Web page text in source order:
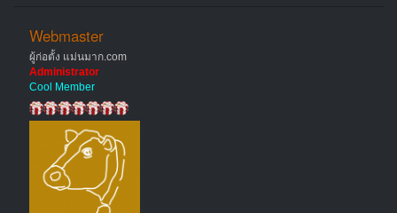
Webmaster
ผู้ก่อตั้ง แม่นมาก.com
Administrator
Cool Member